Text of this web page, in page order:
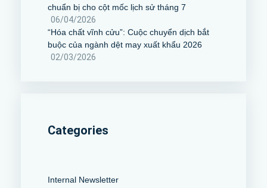
chuẩn bị cho cột mốc lịch sử tháng 7
06/04/2026
“Hóa chất vĩnh cửu”: Cuộc chuyển dịch bắt
buộc của ngành dệt may xuất khẩu 2026
02/03/2026
Categories
Internal Newsletter